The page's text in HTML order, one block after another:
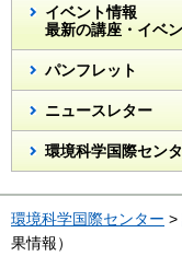
イベント情報
最新の講座・イベ
パンフレット
ニュースレター
環境科学国際セン
環境科学国際センター >
果情報）